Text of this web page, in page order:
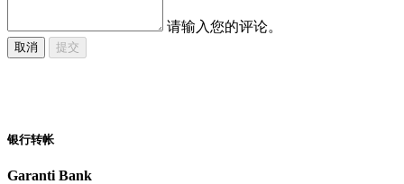
请输入您的评论。
取消 提交
银行转帐
Garanti Bank